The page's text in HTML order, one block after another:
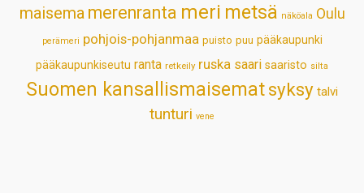
maisema merenranta meri metsä näköala Oulu
perämeri pohjois-pohjanmaa puisto puu pääkaupunki
pääkaupunkiseutu ranta retkeily ruska saari saaristo silta
Suomen kansallismaisematsyksy talvi
tunturi vene